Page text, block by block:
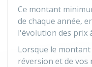
Ce montant
de chaque année,
l'évolution des prix
Lorsque le
réversion et de vos